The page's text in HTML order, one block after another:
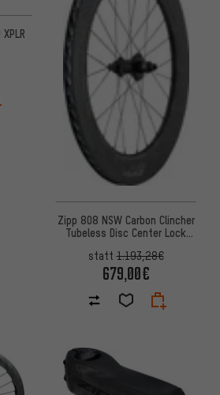
5 basierend auf 3 Bewertungen
Zipp 808 NSW Carbon Clincher
Tubeless Disc Center Lock
statt1.193,28€
679,00€